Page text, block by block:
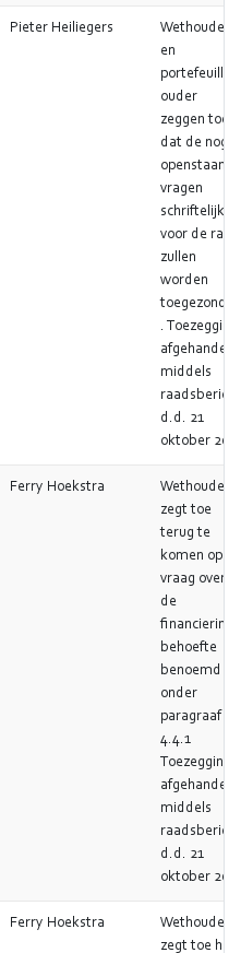
Pieter Heiliegers
Wethouder
en
portefeuilleh
ouder
zeggen toe
dat de nog
openstaande
vragen
schriftelijk
voor de raad
zullen
worden
toegezonden
. Toezegging
afgehandeld
middels
raadsbericht
d.d. 21
oktober
Ferry Hoekstra
Wethouder
zegt toe
terug te
komen op de
vraag over
de
financierings
behoefte
benoemd
onder
paragraaf
4.4.1
Toezegging
afgehandeld
middels
raadsbericht
d.d. 21
oktober
Ferry Hoekstra
Wethouder
zegt toe het